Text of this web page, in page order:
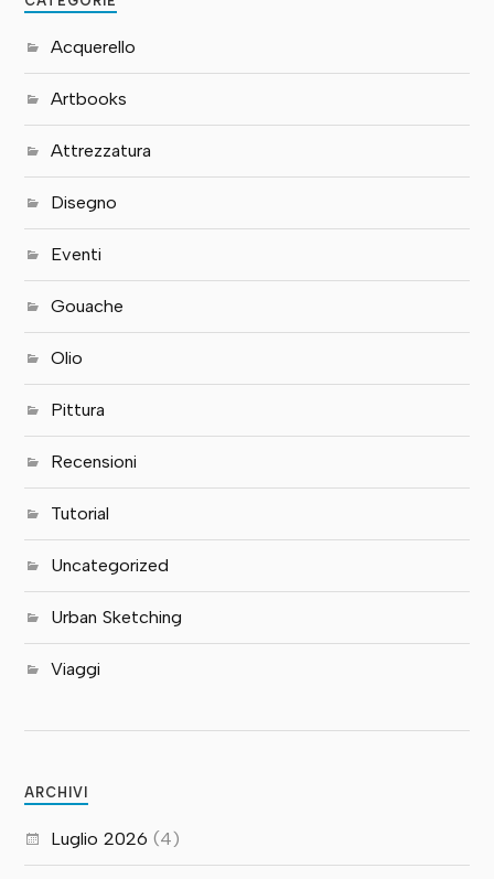
Acquerello
Artbooks
Attrezzatura
Disegno
Eventi
Gouache
Olio
Pittura
Recensioni
Tutorial
Uncategorized
Urban Sketching
Viaggi
ARCHIVI
Luglio 2026 (4)